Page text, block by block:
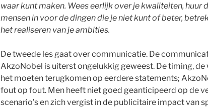
waar kunt maken. Wees eerlijk over je kwaliteiten, huur
mensen in voor de dingen die je niet kunt of beter,
het realiseren van je ambities.
De tweede les gaat over communicatie. De
AkzoNobel is uiterst ongelukkig geweest. De timing, de
het moeten terugkomen op eerdere statements;
fout op fout. Men heeft niet goed geanticipeerd op de
scenario’s en zich vergist in de publicitaire impact van